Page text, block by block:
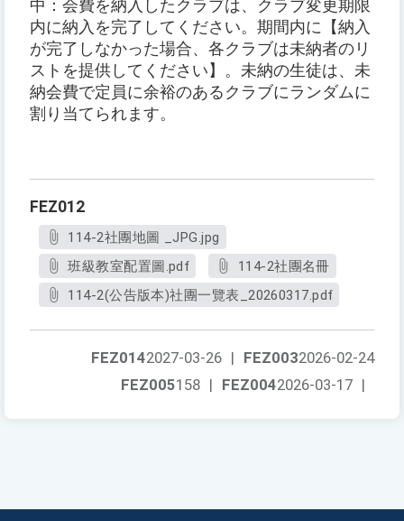
中：会費を納入したクラブは、クラブ変更期限
内に納入を完了してください。期間内に【納入
が完了しなかった場合、各クラブは未納者のリ
ストを提供してください】。未納の生徒は、未
納会費で定員に余裕のあるクラブにランダムに
割り当てられます。
FEZ012
114-2社團地圖 _JPG.jpg
班級教室配置圖.pdf
114-2社團名冊
114-2(公告版本)社團一覽表_20260317.pdf
FEZ0032026-02-24
FEZ0142027-03-26 |
FEZ0042026-03-17 |
FEZ005158 |